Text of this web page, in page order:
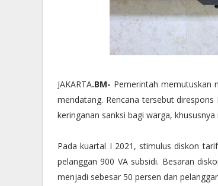
JAKARTA.BM- Pemerintah memutuskan
mendatang. Rencana tersebut
keringanan sanksi bagi warga,
Pada kuartal I 2021, stimulus diskon
pelanggan 900 VA subsidi. Besaran
menjadi sebesar 50 persen dan